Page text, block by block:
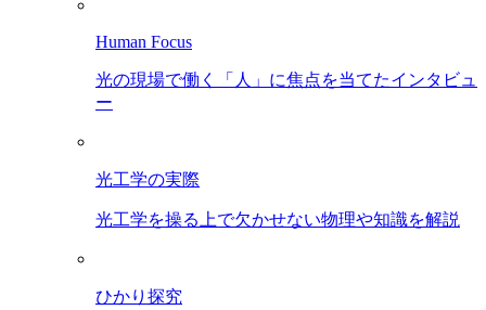
Human Focus
光の現場で働く「人」に焦点を当てたインタビュ
ー
光工学の実際
光工学を操る上で欠かせない物理や知識を解説
ひかり探究